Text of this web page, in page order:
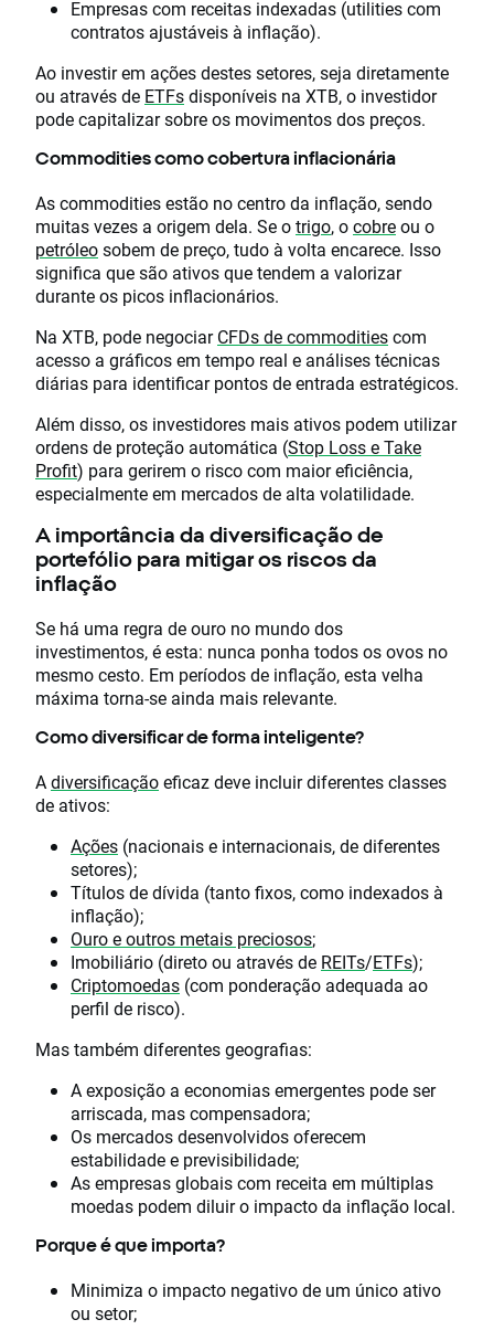
Empresas com receitas indexadas (utilities com
contratos ajustáveis à inflação).
Ao investir em ações destes setores, seja diretamente
ou através de ETFsdisponíveis na XTB, o investidor
pode capitalizar sobre os movimentos dos preços.
Commodities como cobertura inflacionária
As commodities estão no centro da inflação, sendo
muitas vezes a origem dela. Se otrigo, ocobreou o
petróleosobem de preço, tudo à volta encarece. Isso
significa que são ativos que tendem a valorizar
durante os picos inflacionários.
Na XTB, pode negociarCFDs de commoditiescom
acesso a gráficos em tempo real e análises técnicas
diárias para identificar pontos de entrada estratégicos.
Além disso, os investidores mais ativos podem utilizar
ordens de proteção automática (Stop Loss e Take
Profit) para gerirem o risco com maior eficiência,
especialmente em mercados de alta volatilidade.
A importância da diversificação de
portefólio para mitigar os riscos da
inflação
Se há uma regra de ouro no mundo dos
investimentos, é esta: nunca ponha todos os ovos no
mesmo cesto. Em períodos de inflação, esta velha
máxima torna-se ainda mais relevante.
Como diversificar de forma inteligente?
Adiversificaçãoeficaz deve incluir diferentes classes
de ativos:
Ações (nacionais e internacionais, de diferentes
setores);
Títulos de dívida (tanto fixos, como indexados à
inflação);
Ouro e outros metais preciosos;
Imobiliário (direto ou através de REITs/ETFs);
Criptomoedas (com ponderação adequada ao
perfil de risco).
Mas também diferentes geografias:
A exposição a economias emergentes pode ser
arriscada, mas compensadora;
Os mercados desenvolvidos oferecem
estabilidade e previsibilidade;
As empresas globais com receita em múltiplas
moedas podem diluir o impacto da inflação local.
Porque é que importa?
Minimiza o impacto negativo de um único ativo
ou setor;